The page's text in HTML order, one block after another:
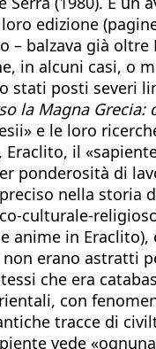
edizione
già oltre
in alcuni casi, o
stati posti severi
la Magna
e le loro
il
ponderosità di
nella storia
culturale-
in
erano astratti
che era
con
tracce di
vede